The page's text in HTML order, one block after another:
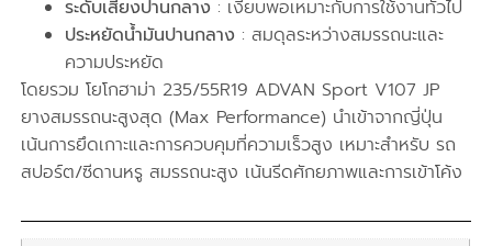
ระดับเสียงปานกลาง : เงียบพอเหมาะกับการใช้งานทั่วไป
ประหยัดน้ำมันปานกลาง : สมดุลระหว่างสมรรถนะและ
ความประหยัด
โดยรวม โยโกฮาม่า 235/55R19 ADVAN Sport V107 JP
ยางสมรรถนะสูงสุด (Max Performance) นำเข้าจากญี่ปุ่น
เน้นการยึดเกาะและการควบคุมที่ความเร็วสูง เหมาะสำหรับ รถ
สปอร์ต/ซีดานหรู สมรรถนะสูง เน้นรีดศักยภาพและการเข้าโค้ง